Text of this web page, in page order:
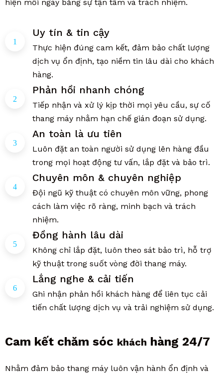
hiện mỗi ngày bằng sự tận tâm và trách nhiệm.
Uy tín & tin cậy
Thực hiện đúng cam kết, đảm bảo chất lượng
dịch vụ ổn định, tạo niềm tin lâu dài cho khách
hàng.
Phản hồi nhanh chóng
Tiếp nhận và xử lý kịp thời mọi yêu cầu, sự cố
thang máy nhằm hạn chế gián đoạn sử dụng.
An toàn là ưu tiên
Luôn đặt an toàn người sử dụng lên hàng đầu
trong mọi hoạt động tư vấn, lắp đặt và bảo trì.
Chuyên môn & chuyên nghiệp
Đội ngũ kỹ thuật có chuyên môn vững, phong
cách làm việc rõ ràng, minh bạch và trách
nhiệm.
Đồng hành lâu dài
Không chỉ lắp đặt, luôn theo sát bảo trì, hỗ trợ
kỹ thuật trong suốt vòng đời thang máy.
Lắng nghe & cải tiến
Ghi nhận phản hồi khách hàng để liên tục cải
tiến chất lượng dịch vụ và trải nghiệm sử dụng.
Cam kết chăm sóc khách hàng 24/7
Nhằm đảm bảo thang máy luôn vận hành ổn định và